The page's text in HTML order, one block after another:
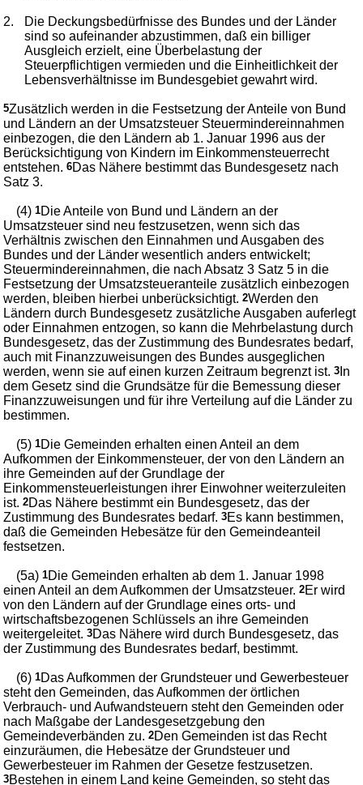
2.
Die Deckungsbedürfnisse des Bundes und der Länder
sind so aufeinander abzustimmen, daß ein billiger
Ausgleich erzielt, eine Überbelastung der
Steuerpflichtigen vermieden und die Einheitlichkeit der
Lebensverhältnisse im Bundesgebiet gewahrt wird.
5Zusätzlich werden in die Festsetzung der Anteile von Bund
und Ländern an der Umsatzsteuer Steuermindereinnahmen
einbezogen, die den Ländern ab 1. Januar 1996 aus der
Berücksichtigung von Kindern im Einkommensteuerrecht
entstehen.6Das Nähere bestimmt das Bundesgesetz nach
Satz 3.
(4)1Die Anteile von Bund und Ländern an der
Umsatzsteuer sind neu festzusetzen, wenn sich das
Verhältnis zwischen den Einnahmen und Ausgaben des
Bundes und der Länder wesentlich anders entwickelt;
Steuermindereinnahmen, die nach Absatz 3 Satz 5 in die
Festsetzung der Umsatzsteueranteile zusätzlich einbezogen
werden, bleiben hierbei unberücksichtigt.2Werden den
Ländern durch Bundesgesetz zusätzliche Ausgaben auferlegt
oder Einnahmen entzogen, so kann die Mehrbelastung durch
Bundesgesetz, das der Zustimmung des Bundesrates bedarf,
auch mit Finanzzuweisungen des Bundes ausgeglichen
werden, wenn sie auf einen kurzen Zeitraum begrenzt ist.3 In
dem Gesetz sind die Grundsätze für die Bemessung dieser
Finanzzuweisungen und für ihre Verteilung auf die Länder zu
bestimmen.
(5)1Die Gemeinden erhalten einen Anteil an dem
Aufkommen der Einkommensteuer, der von den Ländern an
ihre Gemeinden auf der Grundlage der
Einkommensteuerleistungen ihrer Einwohner weiterzuleiten
ist.2Das Nähere bestimmt ein Bundesgesetz, das der
Zustimmung des Bundesrates bedarf.3Es kann bestimmen,
daß die Gemeinden Hebesätze für den Gemeindeanteil
festsetzen.
(5a)1Die Gemeinden erhalten ab dem 1. Januar 1998
einen Anteil an dem Aufkommen der Umsatzsteuer.2Er wird
von den Ländern auf der Grundlage eines orts- und
wirtschaftsbezogenen Schlüssels an ihre Gemeinden
weitergeleitet.3Das Nähere wird durch Bundesgesetz, das
der Zustimmung des Bundesrates bedarf, bestimmt.
(6)1Das Aufkommen der Grundsteuer und Gewerbesteuer
steht den Gemeinden, das Aufkommen der örtlichen
Verbrauch- und Aufwandsteuern steht den Gemeinden oder
nach Maßgabe der Landesgesetzgebung den
Gemeindeverbänden zu.2Den Gemeinden ist das Recht
einzuräumen, die Hebesätze der Grundsteuer und
Gewerbesteuer im Rahmen der Gesetze festzusetzen.
3Bestehen in einem Land keine Gemeinden, so steht das